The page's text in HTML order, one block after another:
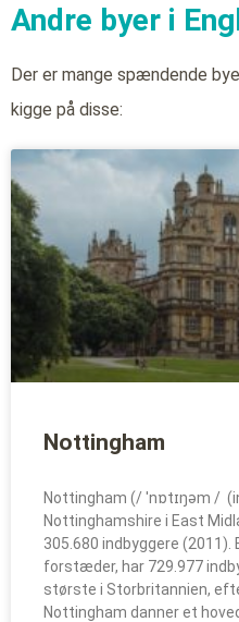
Andre byer i
Der er mange spændende
kigge på disse:
Nottingham
Nottingham (/ ˈnɒtɪŋəm /
Nottinghamshire i East
305.680 indbyggere
forstæder, har 729.977
største i Storbritannien,
Nottingham danner et